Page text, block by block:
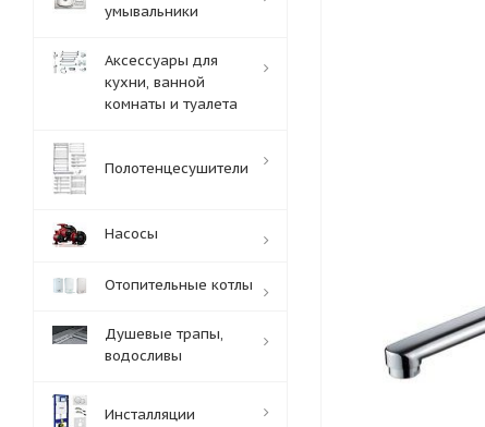
умывальники
Аксессуары для
кухни, ванной
комнаты и туалета
Полотенцесушители
Насосы
Отопительные котлы
Душевые трапы,
водосливы
Инсталляции